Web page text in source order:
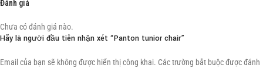
Đánh giá
Chưa có đánh giá nào.
Hãy là người đầu tiên nhận xét “Panton tunior chair”
Email của bạn sẽ không được hiển thị công khai. Các trường bắt buộc được đánh